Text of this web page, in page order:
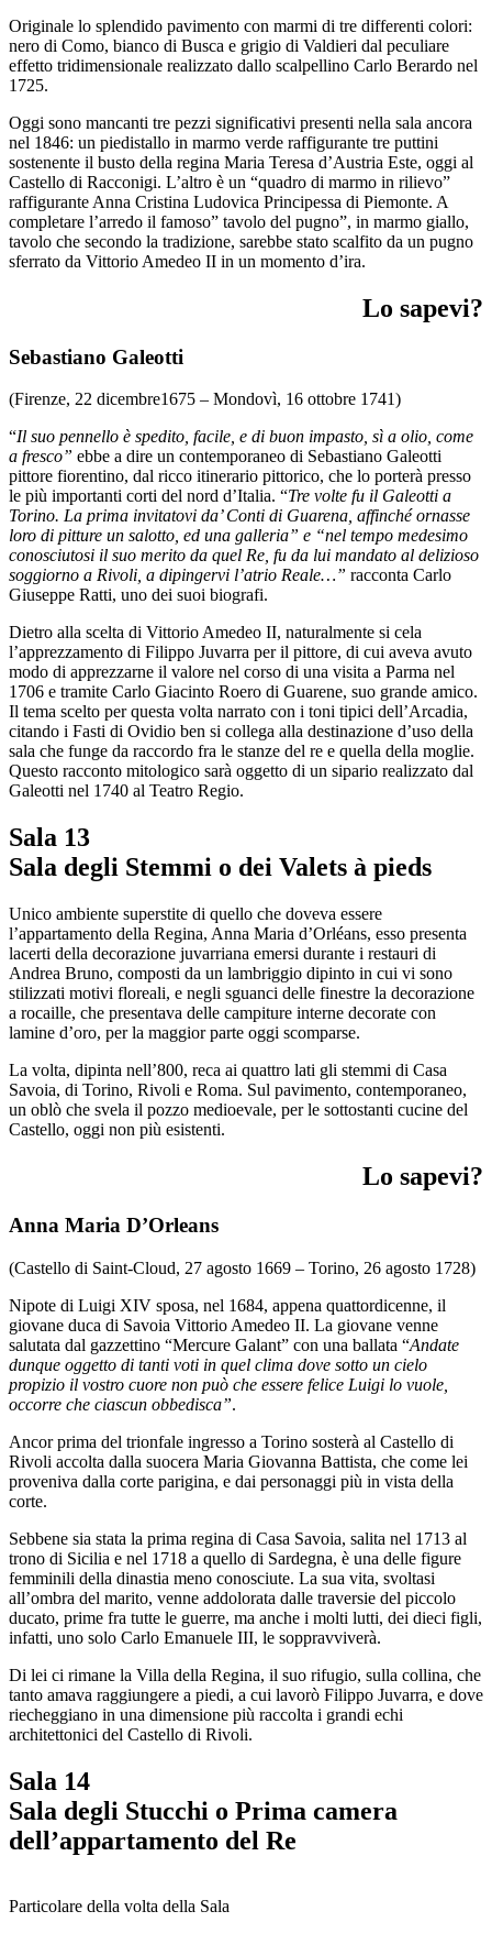
Originale lo splendido pavimento con marmi di tre differenti colori:
nero di Como, bianco di Busca e grigio di Valdieri dal peculiare
effetto tridimensionale realizzato dallo scalpellino Carlo Berardo nel
1725.
Oggi sono mancanti tre pezzi significativi presenti nella sala ancora
nel 1846: un piedistallo in marmo verde raffigurante tre puttini
sostenente il busto della regina Maria Teresa d’Austria Este, oggi al
Castello di Racconigi. L’altro è un “quadro di marmo in rilievo”
raffigurante Anna Cristina Ludovica Principessa di Piemonte. A
completare l’arredo il famoso” tavolo del pugno”, in marmo giallo,
tavolo che secondo la tradizione, sarebbe stato scalfito da un pugno
sferrato da Vittorio Amedeo II in un momento d’ira.
Lo sapevi?
Sebastiano Galeotti
(Firenze, 22 dicembre1675 – Mondovì, 16 ottobre 1741)
“Il suo pennello è spedito, facile, e di buon impasto, sì a olio, come
a fresco” ebbe a dire un contemporaneo di Sebastiano Galeotti
pittore fiorentino, dal ricco itinerario pittorico, che lo porterà presso
le più importanti corti del nord d’Italia. “Tre volte fu il Galeotti a
Torino. La prima invitatovi da’ Conti di Guarena, affinché ornasse
loro di pitture un salotto, ed una galleria” e “nel tempo medesimo
conosciutosi il suo merito da quel Re, fu da lui mandato al delizioso
soggiorno a Rivoli, a dipingervi l’atrio Reale…” racconta Carlo
Giuseppe Ratti, uno dei suoi biografi.
Dietro alla scelta di Vittorio Amedeo II, naturalmente si cela
l’apprezzamento di Filippo Juvarra per il pittore, di cui aveva avuto
modo di apprezzarne il valore nel corso di una visita a Parma nel
1706 e tramite Carlo Giacinto Roero di Guarene, suo grande amico.
Il tema scelto per questa volta narrato con i toni tipici dell’Arcadia,
citando i Fasti di Ovidio ben si collega alla destinazione d’uso della
sala che funge da raccordo fra le stanze del re e quella della moglie.
Questo racconto mitologico sarà oggetto di un sipario realizzato dal
Galeotti nel 1740 al Teatro Regio.
Sala 13
Sala degli Stemmi o dei Valets à pieds
Unico ambiente superstite di quello che doveva essere
l’appartamento della Regina, Anna Maria d’Orléans, esso presenta
lacerti della decorazione juvarriana emersi durante i restauri di
Andrea Bruno, composti da un lambriggio dipinto in cui vi sono
stilizzati motivi floreali, e negli sguanci delle finestre la decorazione
a rocaille, che presentava delle campiture interne decorate con
lamine d’oro, per la maggior parte oggi scomparse.
La volta, dipinta nell’800, reca ai quattro lati gli stemmi di Casa
Savoia, di Torino, Rivoli e Roma. Sul pavimento, contemporaneo,
un oblò che svela il pozzo medioevale, per le sottostanti cucine del
Castello, oggi non più esistenti.
Lo sapevi?
Anna Maria D’Orleans
(Castello di Saint-Cloud, 27 agosto 1669 – Torino, 26 agosto 1728)
Nipote di Luigi XIV sposa, nel 1684, appena quattordicenne, il
giovane duca di Savoia Vittorio Amedeo II. La giovane venne
salutata dal gazzettino “Mercure Galant” con una ballata “Andate
dunque oggetto di tanti voti in quel clima dove sotto un cielo
propizio il vostro cuore non può che essere felice Luigi lo vuole,
occorre che ciascun obbedisca”.
Ancor prima del trionfale ingresso a Torino sosterà al Castello di
Rivoli accolta dalla suocera Maria Giovanna Battista, che come lei
proveniva dalla corte parigina, e dai personaggi più in vista della
corte.
Sebbene sia stata la prima regina di Casa Savoia, salita nel 1713 al
trono di Sicilia e nel 1718 a quello di Sardegna, è una delle figure
femminili della dinastia meno conosciute. La sua vita, svoltasi
all’ombra del marito, venne addolorata dalle traversie del piccolo
ducato, prime fra tutte le guerre, ma anche i molti lutti, dei dieci figli,
infatti, uno solo Carlo Emanuele III, le soppravviverà.
Di lei ci rimane la Villa della Regina, il suo rifugio, sulla collina, che
tanto amava raggiungere a piedi, a cui lavorò Filippo Juvarra, e dove
riecheggiano in una dimensione più raccolta i grandi echi
architettonici del Castello di Rivoli.
Sala 14
Sala degli Stucchi o Prima camera
dell’appartamento del Re
Particolare della volta della Sala